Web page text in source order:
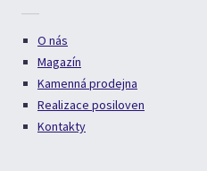
O nás
Magazín
Kamenná prodejna
Realizace posiloven
Kontakty